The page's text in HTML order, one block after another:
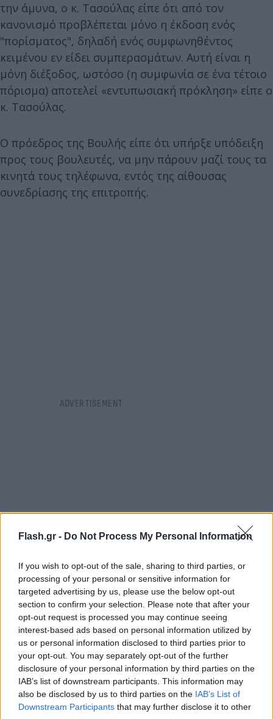
Flash.gr - Do Not Process My Personal Information
If you wish to opt-out of the sale, sharing to third parties, or
processing of your personal or sensitive information for
targeted advertising by us, please use the below opt-out
section to confirm your selection. Please note that after your
opt-out request is processed you may continue seeing
interest-based ads based on personal information utilized by
us or personal information disclosed to third parties prior to
your opt-out. You may separately opt-out of the further
disclosure of your personal information by third parties on the
IAB’s list of downstream participants. This information may
also be disclosed by us to third parties on the IAB’s List of
Downstream Participants that may further disclose it to other
την άμυνα, ο κ. Τασούλας είπε ότι από τον
κανονισμό προβλέπεται μόνο η έκδοση ενός
"πορίσματος", δηλαδή ενός συμφωνηθέντος
κειμένου εν είδει συμπερασμάτων. Αυτή είναι η
μόνη διέξοδος, ωστόσο (η συμφωνία σε ένα τέτοιο
πόρισμα) αποτελεί «εντυπωσιακή πρόκληση» είπε ο
κ. Τασούλας.
Ο πρόεδρος της Βουλής είπε ότι υπήρξε υπόδειξη
προς τους βουλευτές, να μην πάρουν μαζί τους τα
κινητά τους τηλέφωνα, εντός της αίθουσας
συνεδρίασης της επιτροπής.
Σημειώνεται ότι προσκλήσεις για τη σημερινή
συνεδρίαση της κοινοβουλευτικής Επιτροπής
Θεσμών και Διαφάνειας έχουν απευθυνθεί στους:
- Χρήστο Ράμμο, πρόεδρο της Αρχής Διασφάλισης
του Απορρήτου των Επικοινωνιών, επίτιμο
αντιπρόεδρο του Συμβουλίου της Επικρατείας,